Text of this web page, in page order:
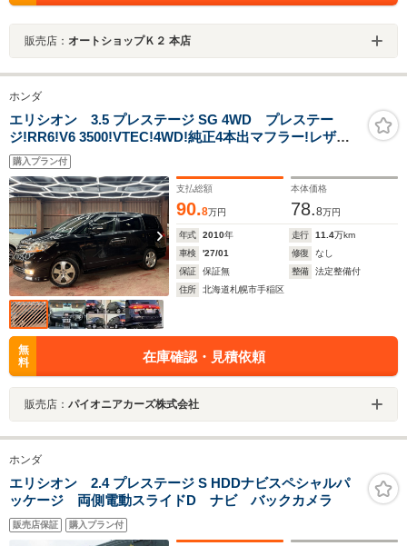
販売店： オートショップＫ２ 本店
ホンダ
エリシオン 3.5 プレステージ SG 4WD プレステー
ジ!RR6!V6 3500!VTEC!4WD!純正4本出マフラー!レザー
シート シートヒーター 純正ナビ リア席モニター
エンジンスターター スマートキー
購入プラン付
支払総額
90.8万円
本体価格
78.8万円
年式 2010年 走行 11.4万km
車検
'27/01 修復
なし
保証
保証無 整備
法定整備付
住所
北海道札幌市手稲区
無
料
在庫確認・見積依頼
販売店： パイオニアカーズ株式会社
ホンダ
エリシオン 2.4 プレステージ S HDDナビスペシャルパ
ッケージ 両側電動スライドD ナビ バックカメラ
販売店保証 購入プラン付